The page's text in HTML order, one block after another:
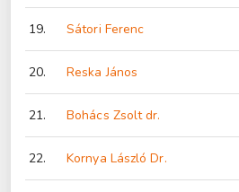
19. Sátori Ferenc
20. Reska János
21. Bohács Zsolt dr.
22. Kornya László Dr.